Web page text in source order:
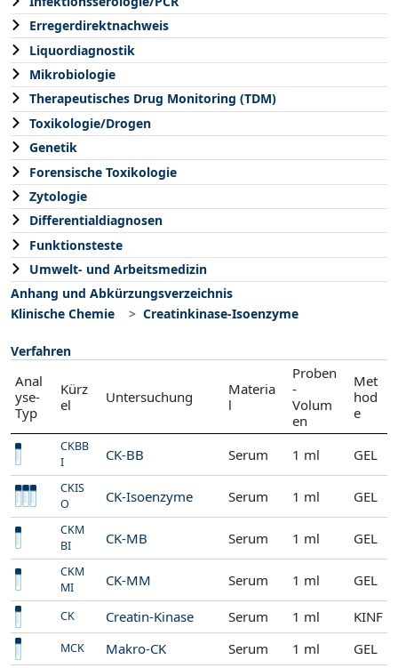
Erregerdirektnachweis
Liquordiagnostik
Mikrobiologie
Therapeutisches Drug Monitoring (TDM)
Toxikologie/Drogen
Genetik
Forensische Toxikologie
Zytologie
Differentialdiagnosen
Funktionsteste
Umwelt- und Arbeitsmedizin
Anhang und Abkürzungsverzeichnis
Klinische Chemie
Creatinkinase-Isoenzyme
Verfahren
Anal
yse-
Typ
Kürz
el
Untersuchung
Materia
l
Proben
-
Volum
en
Met
hod
e
CKBB
I
CK-BB Serum 1 ml GEL
CKIS
O
CK-Isoenzyme Serum 1 ml GEL
CKM
BI
CK-MB Serum 1 ml GEL
CKM
MI
CK-MM Serum 1 ml GEL
CK Creatin-Kinase Serum 1 ml KINF
MCK Makro-CK Serum 1 ml GEL